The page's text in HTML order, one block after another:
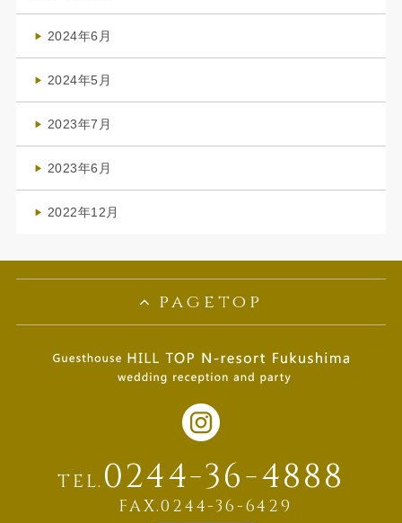
2024年6月
2024年5月
2023年7月
2023年6月
2022年12月
pagetop
TEL. 0244-36-4888
FAX.0244-36-6429